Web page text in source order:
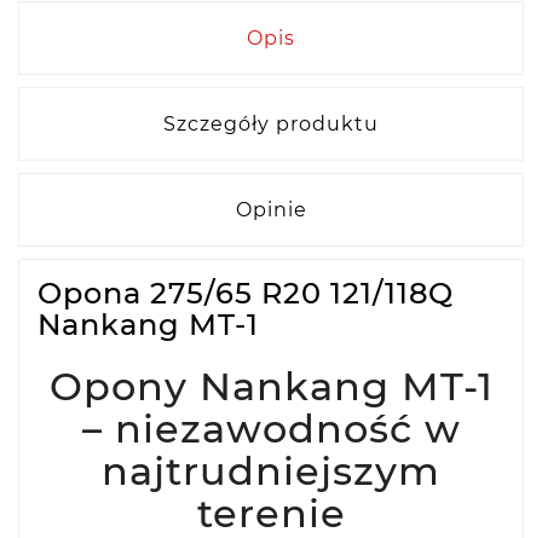
Opis
Szczegóły produktu
Opinie
Opona 275/65 R20 121/118Q
Nankang MT-1
Opony Nankang MT-1
– niezawodność w
najtrudniejszym
terenie